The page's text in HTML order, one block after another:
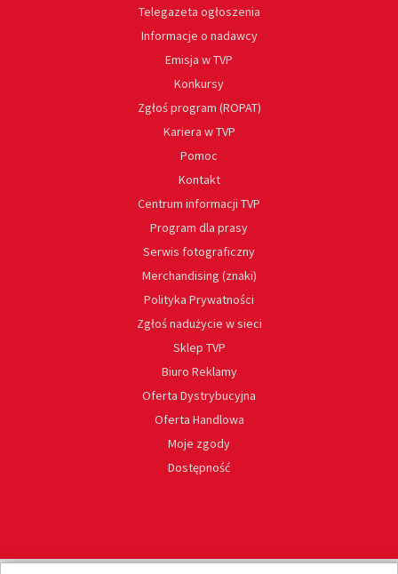
Telegazeta ogłoszenia
Informacje o nadawcy
Emisja w TVP
Konkursy
Zgłoś program (ROPAT)
Kariera w TVP
Pomoc
Kontakt
Centrum informacji TVP
Program dla prasy
Serwis fotograficzny
Merchandising (znaki)
Polityka Prywatności
Zgłoś nadużycie w sieci
Sklep TVP
Biuro Reklamy
Oferta Dystrybucyjna
Oferta Handlowa
Moje zgody
Dostępność